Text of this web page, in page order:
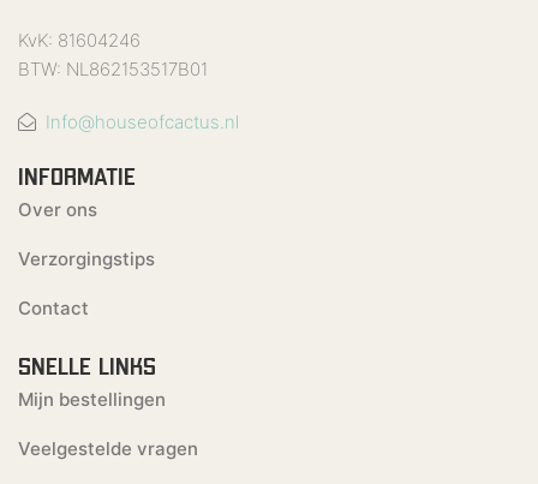
KvK: 81604246
BTW: NL862153517B01
Info@houseofcactus.nl
INFORMATIE
Over ons
Verzorgingstips
Contact
SNELLE LINKS
Mijn bestellingen
Veelgestelde vragen